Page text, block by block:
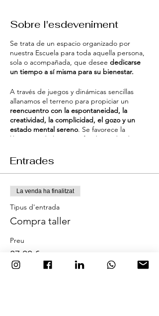
Sobre l'esdeveniment
Se trata de un espacio organizado por
nuestra Escuela para toda aquella persona,
sola o acompañada, que desee dedicarse
un tiempo a sí misma para su bienestar.
A través de juegos y dinámicas sencillas
allanamos el terreno para propiciar un
reencuentro con la espontaneidad, la
creatividad, la complicidad, el gozo y un
estado mental sereno. Se favorece la
liberación de la risa profunda ayudando a
estado de bienestar y empoderamiento
agradable.
Todo ello se realiza de manera progresiva y
respetuosa haciendo que la experiencia sea
fácil y beneficiosa para todos los
participantes sea cual sea su condición.
37 € por persona
Entrades
La venda ha finalitzat
Tipus d'entrada
Compra taller
Preu
37,00 €
+0,93 € de tarifa del servei d'entrades